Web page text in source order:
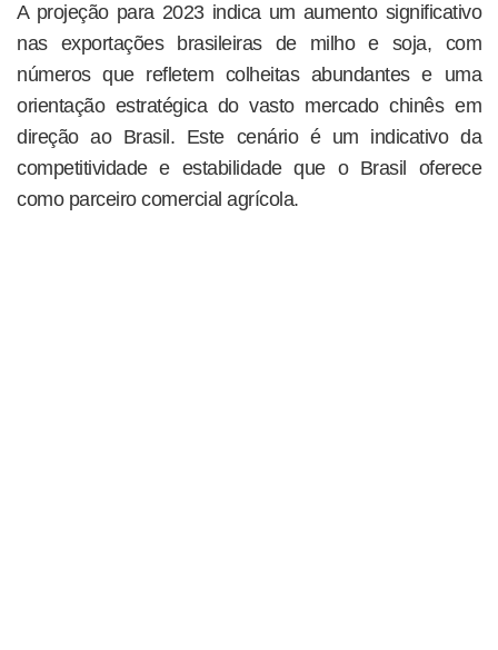
A projeção para 2023 indica um aumento significativo
nas exportações brasileiras de milho e soja, com
números que refletem colheitas abundantes e uma
orientação estratégica do vasto mercado chinês em
direção ao Brasil. Este cenário é um indicativo da
competitividade e estabilidade que o Brasil oferece
como parceiro comercial agrícola.